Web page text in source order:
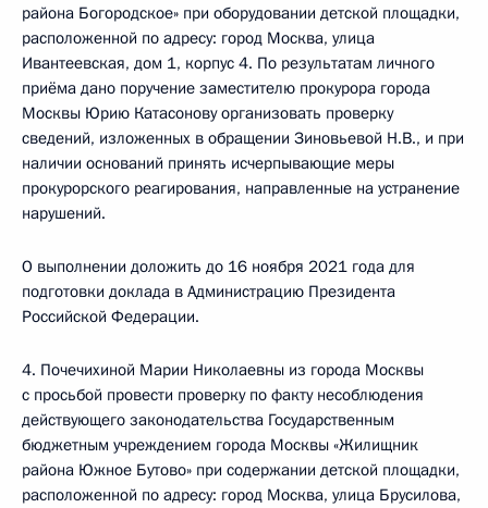
района Богородское» при оборудовании детской площадки,
расположенной по адресу: город Москва, улица
Ивантеевская, дом 1, корпус 4. По результатам личного
приёма дано поручение заместителю прокурора города
Москвы Юрию Катасонову организовать проверку
сведений, изложенных в обращении Зиновьевой Н.В., и при
наличии оснований принять исчерпывающие меры
прокурорского реагирования, направленные на устранение
нарушений.
О выполнении доложить до 16 ноября 2021 года для
подготовки доклада в Администрацию Президента
Российской Федерации.
4. Почечихиной Марии Николаевны из города Москвы
с просьбой провести проверку по факту несоблюдения
действующего законодательства Государственным
бюджетным учреждением города Москвы «Жилищник
района Южное Бутово» при содержании детской площадки,
расположенной по адресу: город Москва, улица Брусилова,